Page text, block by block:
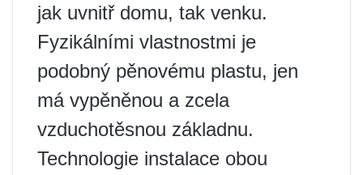
jak uvnitř domu, tak venku.
Fyzikálními vlastnostmi je
podobný pěnovému plastu, jen
má vypěněnou a zcela
vzduchotěsnou základnu.
Technologie instalace obou